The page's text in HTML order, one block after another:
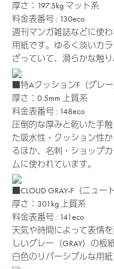
厚さ：197.5kg マット系
料金表番号 : 130eco
週刊マンガ雑誌などに使
用紙です。ゆるく淡いカ
ざっていて、滑らかな触り
■特AクッションF（グレー
厚さ：0.5mm
上質系
料金表番号 : 148eco
圧倒的な厚みと乾いた手
た吸水性・クッション性
るほか、名刺・ショップ
ムに使われています。
■CLOUD GRAY-F（ニュー
厚さ：301kg 上質系
料金表番号 : 141eco
天気や時間によって表情
しいグレー（GRAY）の
白色のリバーシブルな用紙